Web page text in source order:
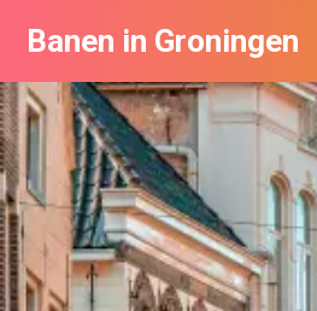
Banen in Groningen
Vacatures per bedrijf
De populairste vacatures in
Nieuwsbrief feed